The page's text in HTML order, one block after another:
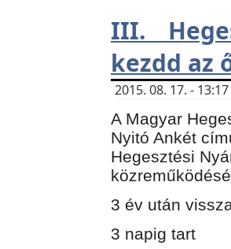
III.
kezdd az
2015. 08. 17. -
A Magyar
Nyitó Ankét
Hegesztési
3 év után
3 napig tart